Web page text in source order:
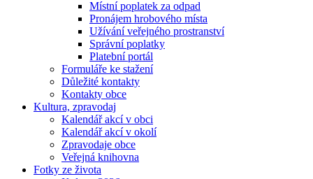
Místní poplatek za odpad
Pronájem hrobového místa
Užívání veřejného prostranství
Správní poplatky
Platební portál
Formuláře ke stažení
Důležité kontakty
Kontakty obce
Kultura, zpravodaj
Kalendář akcí v obci
Kalendář akcí v okolí
Zpravodaje obce
Veřejná knihovna
Fotky ze života